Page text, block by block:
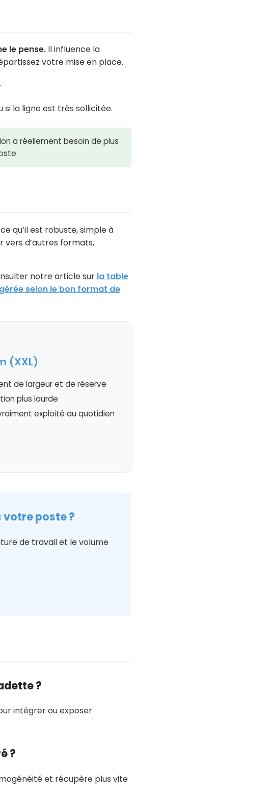
le pense. Il influence la
votre mise en place.
la ligne est très sollicitée.
a réellement besoin de plus
qu’il est robuste, simple à
d’autres formats,
notre article sur la table
selon le bon format de
(XXL)
de largeur et de réserve
plus lourde
exploité au quotidien
votre poste ?
de travail et le volume
?
intégrer ou exposer
?
et récupère plus vite